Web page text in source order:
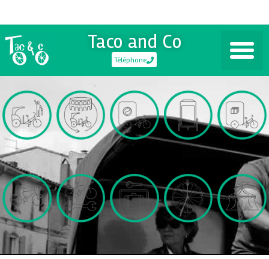
Taco and Co
Téléphone